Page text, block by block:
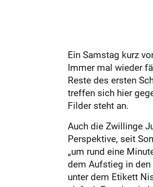
Ein Samstag kurz
Immer mal wieder
Reste des ersten
treffen sich hier
Filder steht an.
Auch die Zwillinge
Perspektive, seit
„um rund eine
dem Aufstieg in
unter dem Etikett